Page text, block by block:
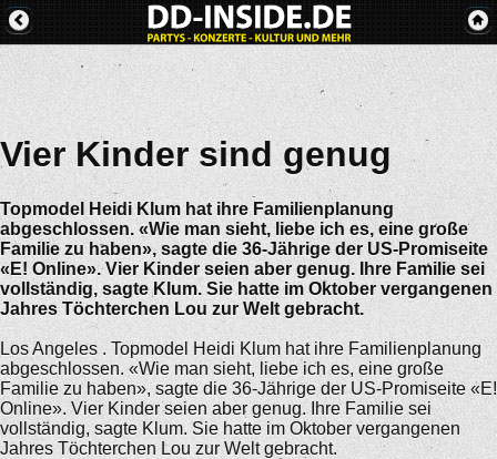
Vier Kinder sind genug
Topmodel Heidi Klum hat ihre Familienplanung
abgeschlossen. «Wie man sieht, liebe ich es, eine große
Familie zu haben», sagte die 36-Jährige der US-Promiseite
«E! Online». Vier Kinder seien aber genug. Ihre Familie sei
vollständig, sagte Klum. Sie hatte im Oktober vergangenen
Jahres Töchterchen Lou zur Welt gebracht.
Los Angeles . Topmodel Heidi Klum hat ihre Familienplanung
abgeschlossen. «Wie man sieht, liebe ich es, eine große
Familie zu haben», sagte die 36-Jährige der US-Promiseite «E!
Online». Vier Kinder seien aber genug. Ihre Familie sei
vollständig, sagte Klum. Sie hatte im Oktober vergangenen
Jahres Töchterchen Lou zur Welt gebracht.